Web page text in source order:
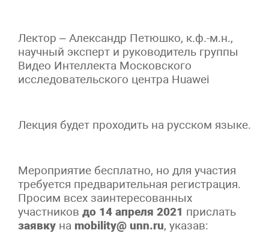
Лектор – Александр Петюшко, к.ф.-м.н.,
научный эксперт и руководитель группы
Видео Интеллекта Московского
исследовательского центра Huawei
Лекция будет проходить на русском языке.
Мероприятие бесплатно, но для участия
требуется предварительная регистрация.
Просим всех заинтересованных
участников до 14 апреля 2021 прислать
заявку на mobility@ unn.ru, указав: